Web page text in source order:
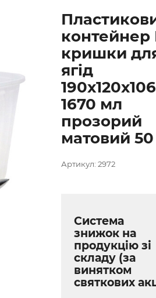
контейнер
кришки
ягід
1670 мл
прозорий
матовий
Артикул: 2972
Система
знижок на
продукцію зі
складу (за
винятком
святкових